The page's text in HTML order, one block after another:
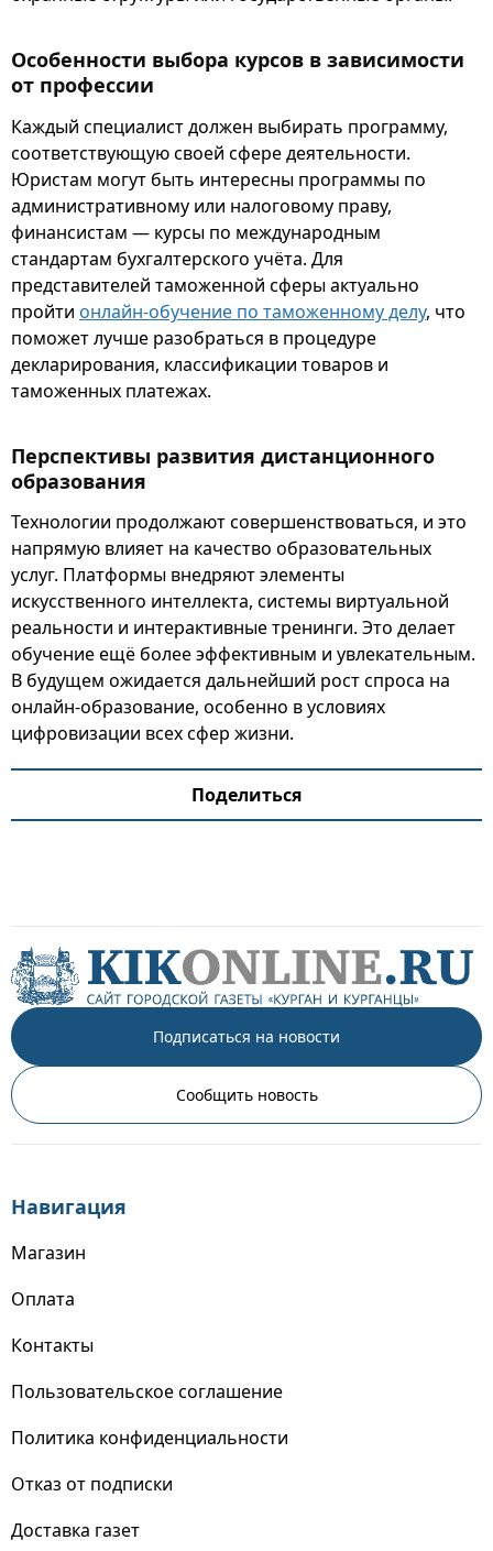
Особенности выбора курсов в зависимости
от профессии
Каждый специалист должен выбирать программу,
соответствующую своей сфере деятельности.
Юристам могут быть интересны программы по
административному или налоговому праву,
финансистам — курсы по международным
стандартам бухгалтерского учёта. Для
представителей таможенной сферы актуально
пройти онлайн-обучение по таможенному делу, что
поможет лучше разобраться в процедуре
декларирования, классификации товаров и
таможенных платежах.
Перспективы развития дистанционного
образования
Технологии продолжают совершенствоваться, и это
напрямую влияет на качество образовательных
услуг. Платформы внедряют элементы
искусственного интеллекта, системы виртуальной
реальности и интерактивные тренинги. Это делает
обучение ещё более эффективным и увлекательным.
В будущем ожидается дальнейший рост спроса на
онлайн-образование, особенно в условиях
цифровизации всех сфер жизни.
Поделиться
Подписаться на новости
Сообщить новость
Навигация
Магазин
Оплата
Контакты
Пользовательское соглашение
Политика конфиденциальности
Отказ от подписки
Доставка газет